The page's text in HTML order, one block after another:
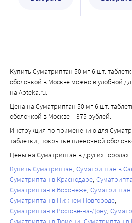
работе с движущимися
Купить Суматриптан 50 мг 6 шт.
оболочкой в Москве можно в удобной
на Apteka.ru.
Цена на Суматриптан 50 мг 6 шт.
оболочкой в Москве – 375 рублей.
Инструкция по применению для
таблетки, покрытые пленочной
Цены на Суматриптан в других городах
Купить Суматриптан Суматриптан в
Суматриптан в Краснодаре
Суматриптан в Воронеже
Суматриптан в Нижнем Новгороде
Суматриптан в Ростове-на-Дону
Суматриптан в Тюмени Суматриптан в